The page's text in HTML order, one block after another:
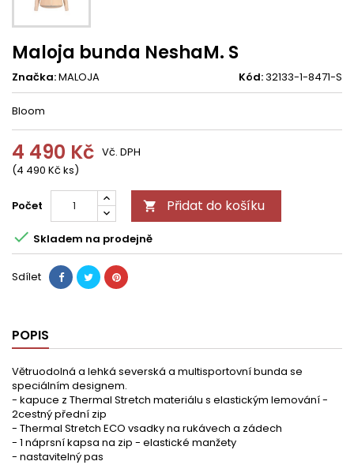
Maloja bunda NeshaM. S
Značka:MALOJA Kód:32133-1-8471-S
Bloom
4 490 Kč
(4 490 Kč ks)
Vč. DPH
Počet  Přidat do košíku
 Skladem na prodejně
Sdílet
POPIS
Větruodolná a lehká severská a multisportovní bunda se
speciálním designem.
- kapuce z Thermal Stretch materiálu s elastickým lemování -
2cestný přední zip
- Thermal Stretch ECO vsadky na rukávech a zádech
- 1 náprsní kapsa na zip - elastické manžety
- nastavitelný pas